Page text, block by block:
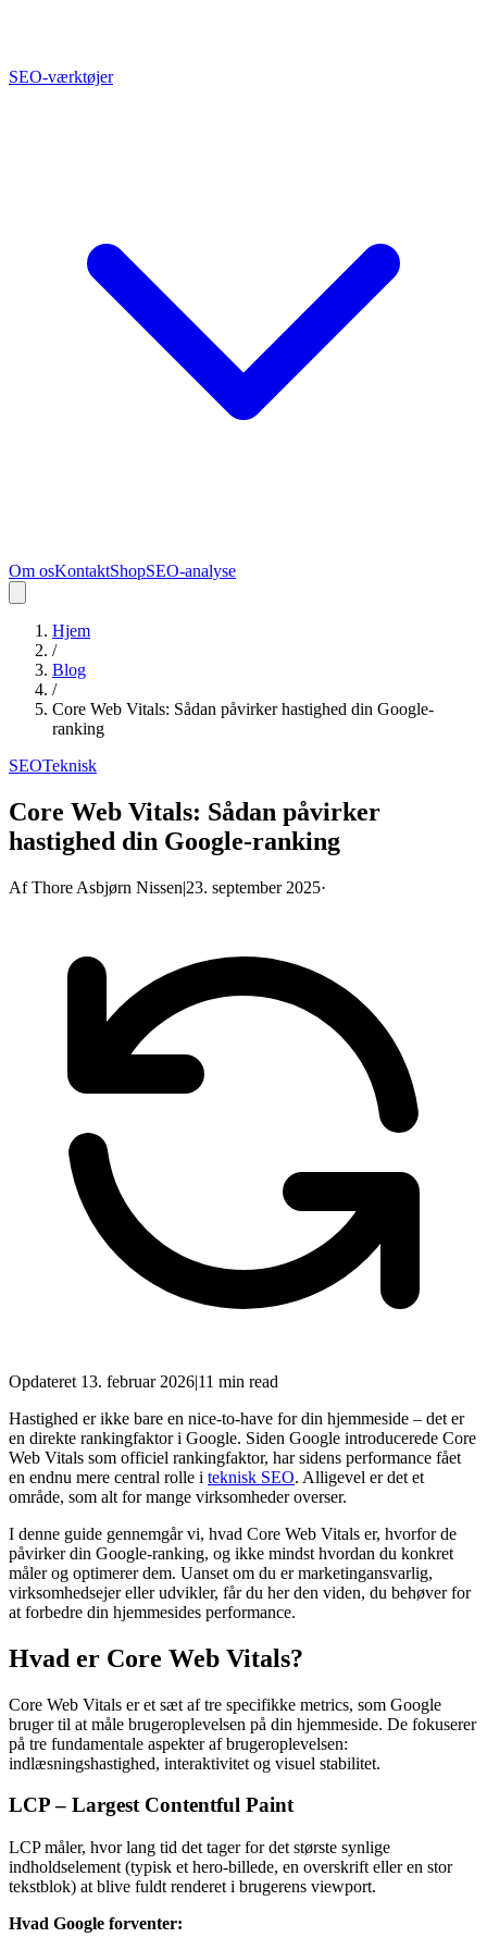
SEO-værktøjer
Om osKontaktShopSEO-analyse
Hjem
/
Blog
/
Core Web Vitals: Sådan påvirker hastighed din Google-
ranking
SEOTeknisk
Core Web Vitals: Sådan påvirker
hastighed din Google-ranking
Af Thore Asbjørn Nissen|23. september 2025·
Opdateret 13. februar 2026|11 min read
Hastighed er ikke bare en nice-to-have for din hjemmeside – det er
en direkte rankingfaktor i Google. Siden Google introducerede Core
Web Vitals som officiel rankingfaktor, har sidens performance fået
en endnu mere central rolle i teknisk SEO. Alligevel er det et
område, som alt for mange virksomheder overser.
I denne guide gennemgår vi, hvad Core Web Vitals er, hvorfor de
påvirker din Google-ranking, og ikke mindst hvordan du konkret
måler og optimerer dem. Uanset om du er marketingansvarlig,
virksomhedsejer eller udvikler, får du her den viden, du behøver for
at forbedre din hjemmesides performance.
Hvad er Core Web Vitals?
Core Web Vitals er et sæt af tre specifikke metrics, som Google
bruger til at måle brugeroplevelsen på din hjemmeside. De fokuserer
på tre fundamentale aspekter af brugeroplevelsen:
indlæsningshastighed, interaktivitet og visuel stabilitet.
LCP – Largest Contentful Paint
LCP måler, hvor lang tid det tager for det største synlige
indholdselement (typisk et hero-billede, en overskrift eller en stor
tekstblok) at blive fuldt renderet i brugerens viewport.
Hvad Google forventer: